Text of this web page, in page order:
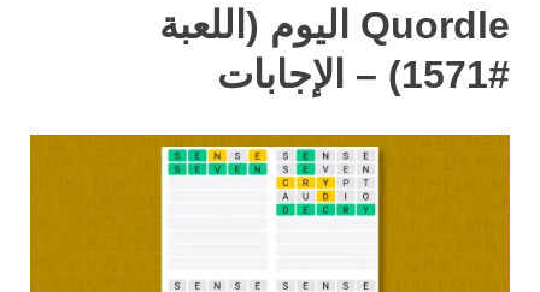
Quordle اليوم (اللعبة
#1571) – الإجابات